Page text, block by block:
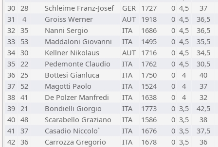
30 28 Schleime Franz-Josef GER 1727 0 4,5
37
31
4 Groiss Werner AUT 1918 0 4,5
36,5
32 35 Nanni Sergio ITA 1686 0 4,5
36,5
33 53 Maddaloni Giovanni ITA 1495 0 4,5
35,5
34 30 Kellner Nikolaus AUT 1716 0 4,5
34,5
35 22 Pedemonte Claudio ITA 1762 0 4,5
30,5
36 25 Bottesi Gianluca ITA 1750 0 4
40
37 52 Magotti Paolo ITA 1524 0 4
37
38 41 De Polzer Manfredi ITA 1638 0 4
32
39 21 Bondielli Giorgio ITA 1773 0 3,5
42,5
40 48 Scarabello Graziano ITA 1586 0 3,5
38
41
37 Casadio Niccolo` ITA 1676 0 3,5
37,5
42 36 Carrozza Gregorio ITA 1678 0 3,5
36